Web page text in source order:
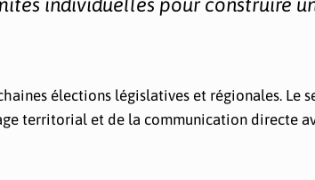
élections législatives et régionales. Le
territorial et de la communication directe